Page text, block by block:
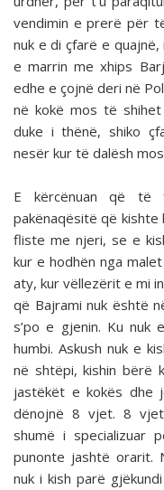
vendimin e prerë për
nuk e di çfarë e
e marrin me xhips
edhe e çojnë deri në
në kokë mos të
duke i thënë, shiko
nesër kur të dalësh
E kërcënuan që
pakënaqësitë që
fliste me njeri, se e
kur e hodhën nga
aty, kur vëllezërit e mi
që Bajrami nuk është
s’po e gjenin. Ku nuk
humbi. Askush nuk e
në shtëpi, kishin bërë
jastëkët e kokës dhe
dënojnë 8 vjet. 8 vjet
shumë i specializuar
punonte jashtë orarit.
nuk i kish parë